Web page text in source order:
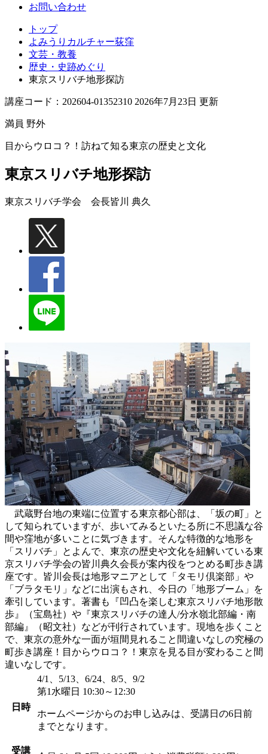
お問い合わせ
トップ
よみうりカルチャー荻窪
文芸・教養
歴史・史跡めぐり
東京スリバチ地形探訪
講座コード：202604-01352310 2026年7月23日 更新
満員 野外
目からウロコ？！訪ねて知る東京の歴史と文化
東京スリバチ地形探訪
東京スリバチ学会 会長皆川 典久
武蔵野台地の東端に位置する東京都心部は、「坂の町」と
して知られていますが、歩いてみるといたる所に不思議な谷
間や窪地が多いことに気づきます。そんな特徴的な地形を
「スリバチ」とよんで、東京の歴史や文化を紐解いている東
京スリバチ学会の皆川典久会長が案内役をつとめる町歩き講
座です。皆川会長は地形マニアとして「タモリ倶楽部」や
「ブラタモリ」などに出演もされ、今日の「地形ブーム」を
牽引しています。著書も『凹凸を楽しむ東京スリバチ地形散
歩』（宝島社）や『東京スリバチの達人/分水嶺北部編・南
部編』（昭文社）などが刊行されています。現地を歩くこと
で、東京の意外な一面が垣間見れること間違いなしの究極の
町歩き講座！目からウロコ？！東京を見る目が変わること間
違いなしです。
日時
4/1、5/13、6/24、8/5、9/2
第1水曜日 10:30～12:30
ホームページからのお申し込みは、受講日の6日前
までとなります。
受講